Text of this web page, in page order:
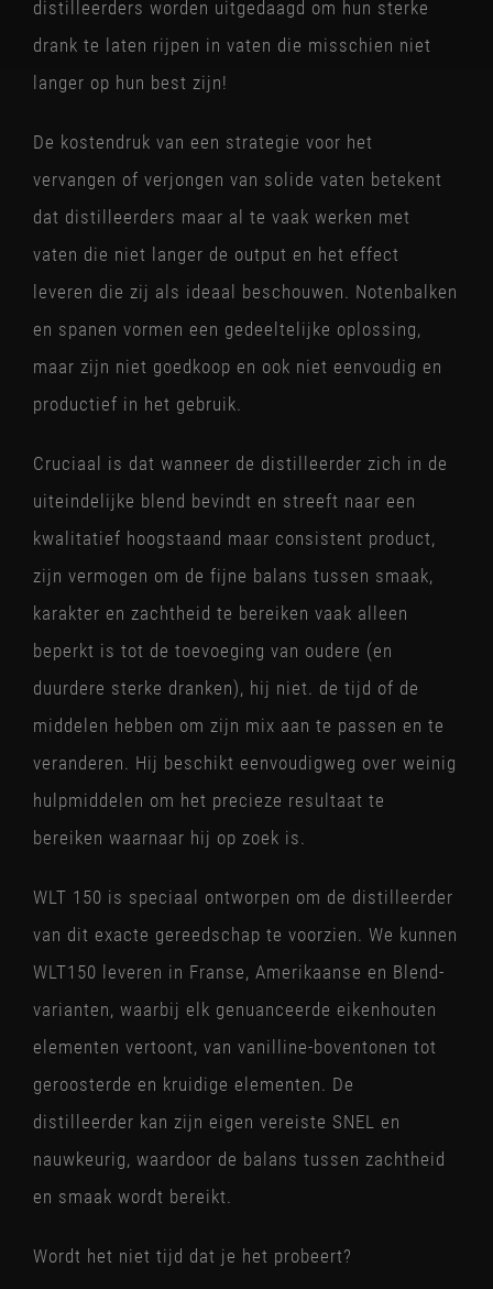
distilleerders worden uitgedaagd om hun sterke
drank te laten rijpen in vaten die misschien niet
langer op hun best zijn!
De kostendruk van een strategie voor het
vervangen of verjongen van solide vaten betekent
dat distilleerders maar al te vaak werken met
vaten die niet langer de output en het effect
leveren die zij als ideaal beschouwen. Notenbalken
en spanen vormen een gedeeltelijke oplossing,
maar zijn niet goedkoop en ook niet eenvoudig en
productief in het gebruik.
Cruciaal is dat wanneer de distilleerder zich in de
uiteindelijke blend bevindt en streeft naar een
kwalitatief hoogstaand maar consistent product,
zijn vermogen om de fijne balans tussen smaak,
karakter en zachtheid te bereiken vaak alleen
beperkt is tot de toevoeging van oudere (en
duurdere sterke dranken), hij niet. de tijd of de
middelen hebben om zijn mix aan te passen en te
veranderen. Hij beschikt eenvoudigweg over weinig
hulpmiddelen om het precieze resultaat te
bereiken waarnaar hij op zoek is.
WLT 150 is speciaal ontworpen om de distilleerder
van dit exacte gereedschap te voorzien. We kunnen
WLT150 leveren in Franse, Amerikaanse en Blend-
varianten, waarbij elk genuanceerde eikenhouten
elementen vertoont, van vanilline-boventonen tot
geroosterde en kruidige elementen. De
distilleerder kan zijn eigen vereiste SNEL en
nauwkeurig, waardoor de balans tussen zachtheid
en smaak wordt bereikt.
Wordt het niet tijd dat je het probeert?